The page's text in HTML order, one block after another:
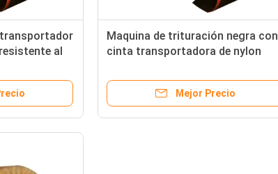
transportador
al
Maquina de trituración negra con
cinta transportadora de nylon
fabricación OEM/ODM
Mejor Precio